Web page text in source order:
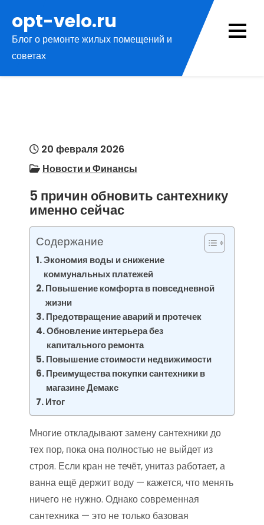
содержимому
opt-velo.ru
Блог о ремонте жилых помещений и
советах
20 февраля 2026
Новости и Финансы
5 причин обновить сантехнику
именно сейчас
Содержание
Экономия воды и снижение
коммунальных платежей
Повышение комфорта в повседневной
жизни
Предотвращение аварий и протечек
Обновление интерьера без
капитального ремонта
Повышение стоимости недвижимости
Преимущества покупки сантехники в
магазине Демакс
Итог
Многие откладывают замену сантехники до
тех пор, пока она полностью не выйдет из
строя. Если кран не течёт, унитаз работает, а
ванна ещё держит воду — кажется, что менять
ничего не нужно. Однако современная
сантехника — это не только базовая